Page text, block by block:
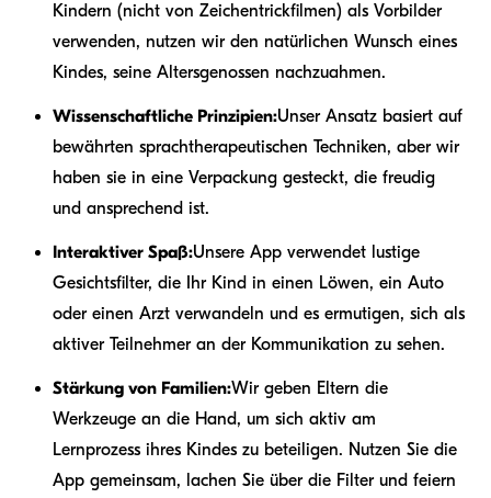
Kindern (nicht von Zeichentrickfilmen) als Vorbilder
verwenden, nutzen wir den natürlichen Wunsch eines
Kindes, seine Altersgenossen nachzuahmen.
Wissenschaftliche Prinzipien:Unser Ansatz basiert auf
bewährten sprachtherapeutischen Techniken, aber wir
haben sie in eine Verpackung gesteckt, die freudig
und ansprechend ist.
Interaktiver Spaß:Unsere App verwendet lustige
Gesichtsfilter, die Ihr Kind in einen Löwen, ein Auto
oder einen Arzt verwandeln und es ermutigen, sich als
aktiver Teilnehmer an der Kommunikation zu sehen.
Stärkung von Familien:Wir geben Eltern die
Werkzeuge an die Hand, um sich aktiv am
Lernprozess ihres Kindes zu beteiligen. Nutzen Sie die
App gemeinsam, lachen Sie über die Filter und feiern